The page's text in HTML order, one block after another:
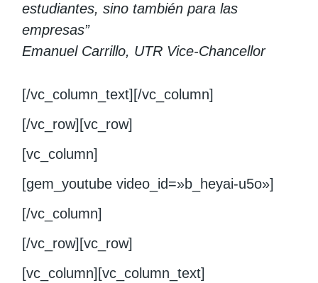
estudiantes, sino también para las
empresas”
Emanuel Carrillo, UTR Vice-Chancellor
[/vc_column_text][/vc_column]
[/vc_row][vc_row]
[vc_column]
[gem_youtube video_id=»b_heyai-u5o»]
[/vc_column]
[/vc_row][vc_row]
[vc_column][vc_column_text]